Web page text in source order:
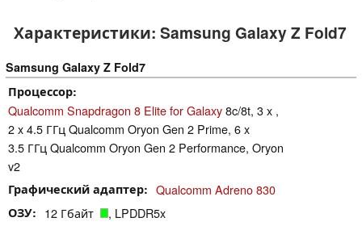
Характеристики: Samsung Galaxy Z Fold7
Samsung Galaxy Z Fold7
Процессор
Qualcomm Snapdragon 8 Elite for Galaxy8c/8t, 3 x ,
2 x 4.5 ГГц Qualcomm Oryon Gen 2 Prime, 6 x
3.5 ГГц Qualcomm Oryon Gen 2 Performance, Oryon
v2
Графический адаптер Qualcomm Adreno 830
ОЗУ 12 Гбайт , LPDDR5x